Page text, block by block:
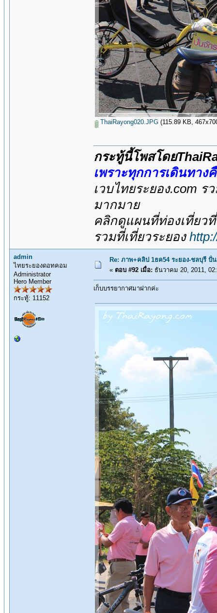
ThaiRayong020.JPG (115.89 KB,
กระทู้นี้โพสโดย
เพราะทุกการเดินทาง
เวบไทยระยอง.com
มากมาย
คลิกดูแผนที่ท่องเที่ยว
รวมที่เที่ยวระยอง
admin
ไทยระยองดอทคอม
Administrator
Hero Member
กระทู้: 11152
Re: ภาพ+คลิป 1ธค54 ระยอง-ชลบุรี ปั่
« ตอบ #92 เมื่อ: ธันวาคม 20, 2011,
เก็บบรรยากาศมาฝากค่ะ